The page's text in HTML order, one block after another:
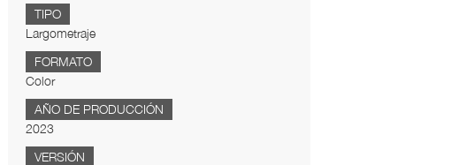
TIPO
Largometraje
FORMATO
Color
AÑO DE PRODUCCIÓN
2023
VERSIÓN